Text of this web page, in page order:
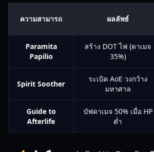
ความสามารถ ผลลัพธ์
Paramita
Papilio
สร้าง DOT ไฟ (ดาเมจ
35%)
Spirit Soother
ระเบิด AoE วงกว้าง
มหาศาล
Guide to
Afterlife
บัฟดาเมจ 50% เมื่อ HP
ต่ำ